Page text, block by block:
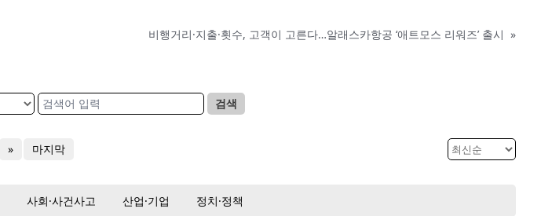
비행거리·지출·횟수, 고객이 고른다…알래스카항공 ‘애트모스 리워즈’ 출시 »
검색
» 마지막
사회·사건사고 산업·기업 정치·정책